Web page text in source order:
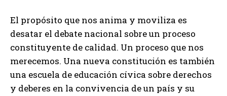
El propósito que nos anima y moviliza es
desatar el debate nacional sobre un proceso
constituyente de calidad. Un proceso que nos
merecemos. Una nueva constitución es también
una escuela de educación cívica sobre derechos
y deberes en la convivencia de un país y su